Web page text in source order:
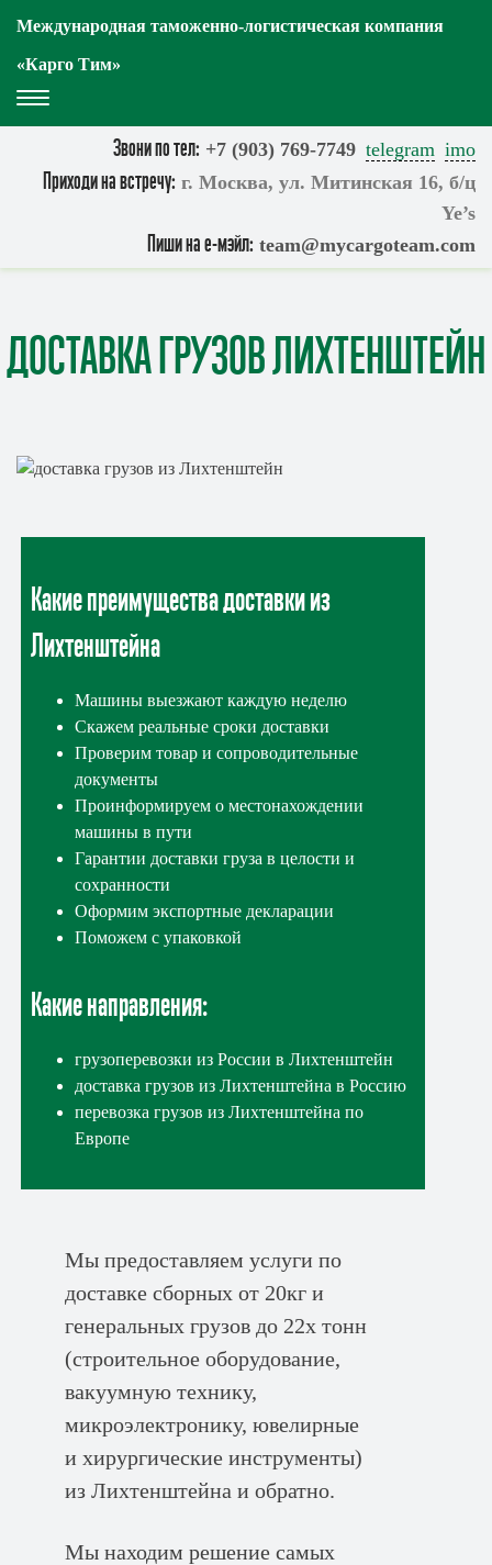
Международная таможенно-логистическая компания
«Карго Тим»
Toggle
Navigation
Звони по тел: +7 (903) 769-7749 telegram imo
Приходи на встречу: г. Москва, ул. Митинская 16, б/ц
Ye’s
Пиши на е-мэйл: team@mycargoteam.сom
ДОСТАВКА ГРУЗОВ ЛИХТЕНШТЕЙН
Какие преимущества доставки из
Лихтенштейна
Машины выезжают каждую неделю
Скажем реальные сроки доставки
Проверим товар и сопроводительные
документы
Проинформируем о местонахождении
машины в пути
Гарантии доставки груза в целости и
сохранности
Оформим экспортные декларации
Поможем с упаковкой
Какие направления:
грузоперевозки из России в Лихтенштейн
доставка грузов из Лихтенштейна в Россию
перевозка грузов из Лихтенштейна по
Европе
Мы предоставляем услуги по
доставке сборных от 20кг и
генеральных грузов до 22х тонн
(строительное оборудование,
вакуумную технику,
микроэлектронику, ювелирные
и хирургические инструменты)
из Лихтенштейна и обратно.
Мы находим решение самых